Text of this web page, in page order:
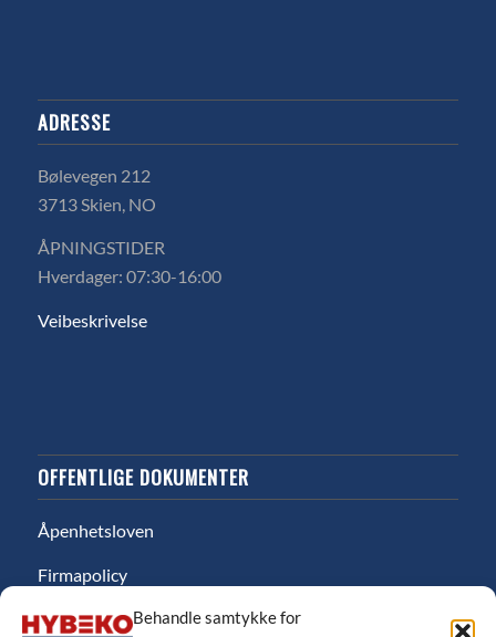
Behandle samtykke for
ADRESSE
Bølevegen 212
3713 Skien, NO
ÅPNINGSTIDER
Hverdager: 07:30-16:00
Veibeskrivelse
OFFENTLIGE DOKUMENTER
Åpenhetsloven
Firmapolicy
Miljø